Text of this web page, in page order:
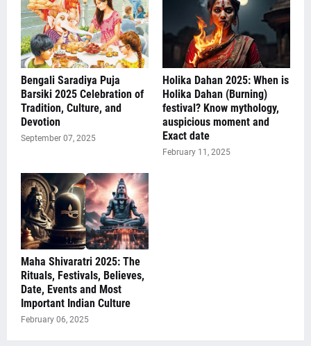
Bengali Saradiya Puja
Barsiki 2025 Celebration of
Tradition, Culture, and
Devotion
September 07, 2025
Holika Dahan 2025: When is
Holika Dahan (Burning)
festival? Know mythology,
auspicious moment and
Exact date
February 11, 2025
Maha Shivaratri 2025: The
Rituals, Festivals, Believes,
Date, Events and Most
Important Indian Culture
February 06, 2025